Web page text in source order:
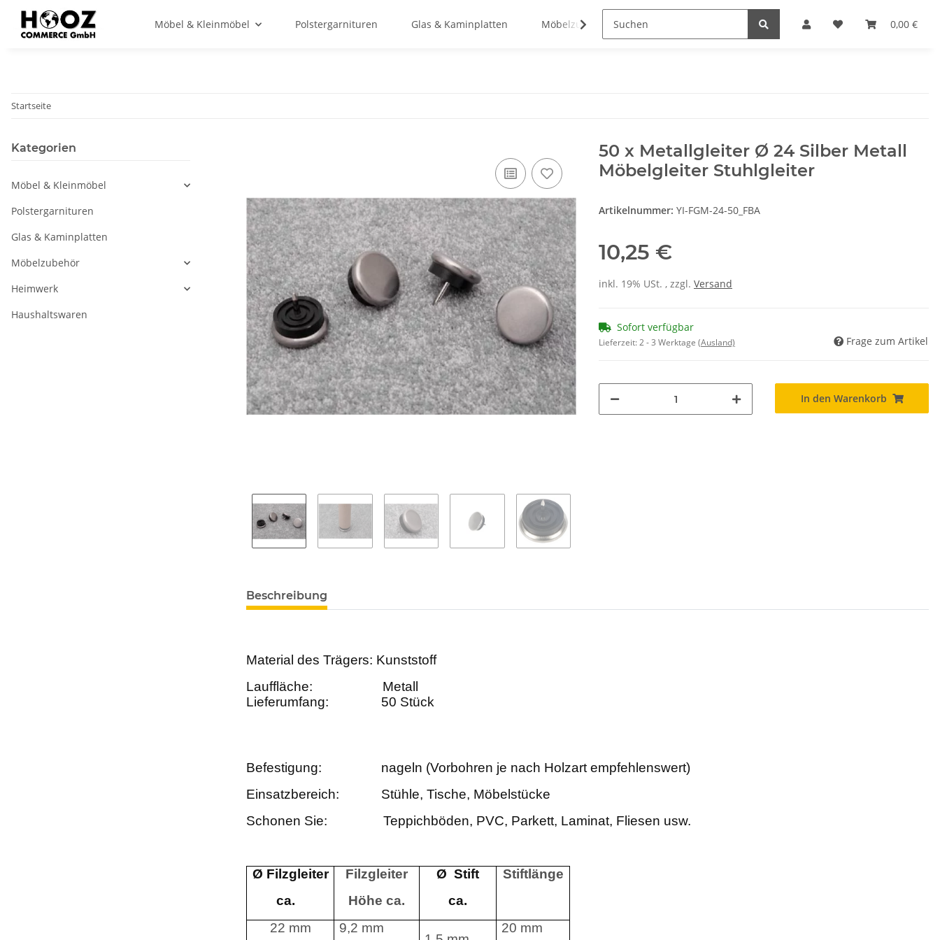
0,00 €
Möbel & Kleinmöbel Polstergarnituren Glas & Kaminplatten Möbelzubehör Haushaltswaren
Startseite
50 x Metallgleiter Ø 24 Silber Metall
Möbelgleiter Stuhlgleiter
Artikelnummer: YI-FGM-24-50_FBA
10,25 €
inkl. 19% USt. , zzgl. Versand
Sofort verfügbar
Lieferzeit:2 - 3 Werktage (Ausland) Frage zum Artikel
In den Warenkorb
Beschreibung
Material des Trägers: Kunststoff
Lauffläche:
Metall
Lieferumfang: 50 Stück
Befestigung:
nageln (Vorbohren je nach Holzart empfehlenswert)
Einsatzbereich:
Stühle, Tische, Möbelstücke
Schonen Sie:
Teppichböden, PVC, Parkett, Laminat, Fliesen usw.
Ø Filzgleiter
ca.
Filzgleiter
Höhe ca.
Ø Stift
ca.
Stiftlänge
22 mm 9,2 mm 20 mm
Kategorien
Möbel & Kleinmöbel
Polstergarnituren
Glas & Kaminplatten
Möbelzubehör
Heimwerk
Haushaltswaren